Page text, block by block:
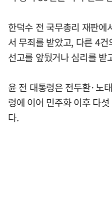
한덕수 전 국무총리 재판
서 무죄를 받았고, 다른 4
선고를 앞뒀거나 심리를 받
윤 전 대통령은 전두환·노
령에 이어 민주화 이후 다
다.